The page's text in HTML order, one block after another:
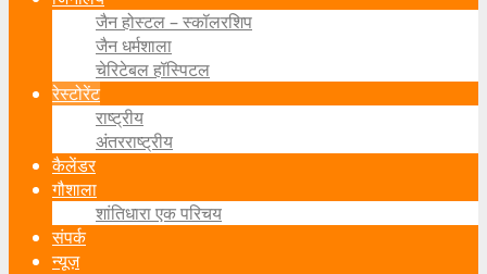
जैन होस्टल – स्कॉलरशिप
जैन धर्मशाला
चेरिटेबल हॉस्पिटल
रेस्टोरेंट
राष्ट्रीय
अंतरराष्ट्रीय
कैलेंडर
गौशाला
शांतिधारा एक परिचय
संपर्क
न्यूज़